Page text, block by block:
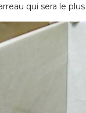
qui sera le